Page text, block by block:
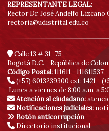
REPRESENTANTE LEGAL:
Rector Dr. José Andelfo Lizcano
rectoria@udistrital.edu.co
Calle 13 # 31 -75
Bogotá D.C. - República de
Código Postal:111611 - 111611537
(+57) 6013239300 ext: 1421 -
Lunes a viernes de 8:00 a.m. a
Atención al ciudadano:
Notificaciones judiciales:
Botón anticorrupción
Directorio institucional